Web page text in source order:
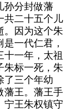
孙分封做藩
共二十五个儿
。因为这个朱
一代仁君，
一年，太祖
朱标一死，朱
了三个年幼
藩王。藩王手
宁王朱权镇守